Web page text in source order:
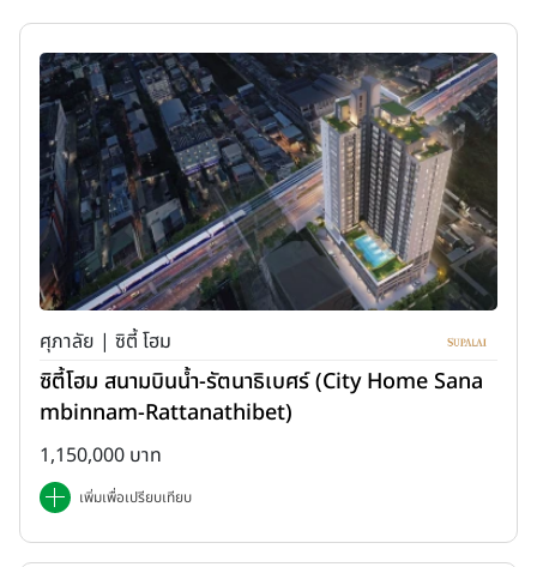
ศุภาลัย | ซิตี้ โฮม
ซิตี้โฮม สนามบินน้ำ-รัตนาธิเบศร์ (City Home Sana
mbinnam-Rattanathibet)
1,150,000 บาท
เพิ่มเพื่อเปรียบเทียบ